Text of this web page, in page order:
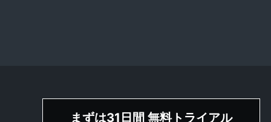
まずは31日間 無料トライアル